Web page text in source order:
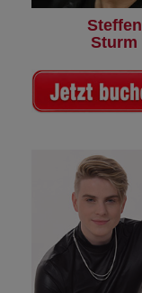
Steffen
Sturm